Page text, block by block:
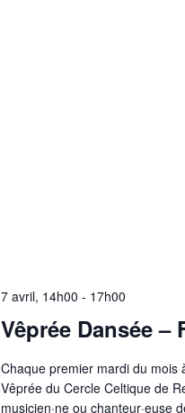
7 avril, 14h00 - 17h00
Vêprée Dansée –
Chaque premier mardi du mois
Vêprée du Cercle Celtique de
musicien·ne ou chanteur·euse